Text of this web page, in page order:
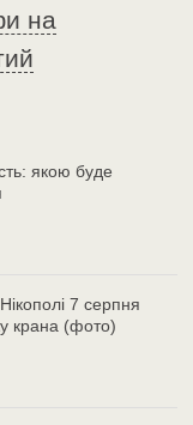
на
якою буде
7 серпня
крана (фото)